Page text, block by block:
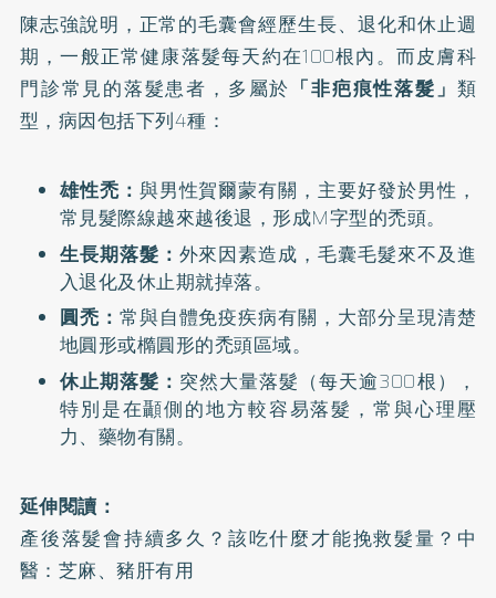
陳志強說明，正常的毛囊會經歷生長、退化和休止週
期，一般正常健康落髮每天約在100根內。而皮膚科
門診常見的落髮患者，多屬於 「非疤痕性落髮」 類
型，病因包括下列4種：
雄性禿： 與男性賀爾蒙有關，主要好發於男性，
常見髮際線越來越後退，形成M字型的禿頭。
生長期落髮： 外來因素造成，毛囊毛髮來不及進
入退化及休止期就掉落。
圓禿： 常與自體免疫疾病有關，大部分呈現清楚
地圓形或橢圓形的禿頭區域。
休止期落髮： 突然大量落髮（每天逾300根），
特別是在顳側的地方較容易落髮，常與心理壓
力、藥物有關。
延伸閱讀：
產後落髮會持續多久？該吃什麼才能挽救髮量？中
醫：芝麻、豬肝有用